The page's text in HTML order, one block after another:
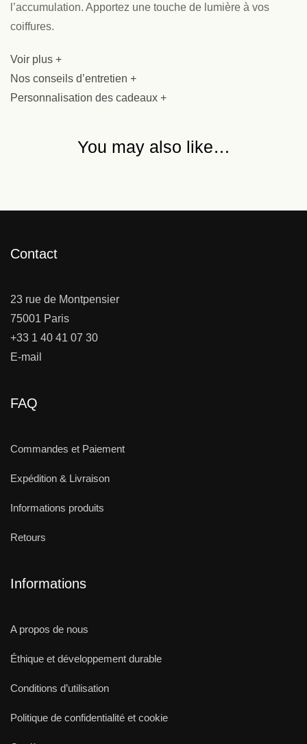
l’accumulation. Apportez une touche de lumière à vos
coiffures.
Voir plus +
Nos conseils d’entretien +
Personnalisation des cadeaux +
You may also like…
Contact
23 rue de Montpensier
75001 Paris
+33 1 40 41 07 30
E-mail
FAQ
Commandes et Paiement
Expédition & Livraison
Informations produits
Retours
Informations
A propos de nous
Éthique et développement durable
Conditions d’utilisation
Politique de confidentialité et cookie